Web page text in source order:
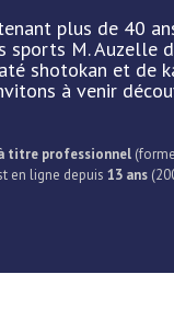
plus de 40
sports M. Auzelle
shotokan et de
à venir
titre professionnel
en ligne depuis 13 ans